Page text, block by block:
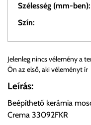
Szélesség (mm-ben):
Szín:
Személyes átvétel:
Önnek lehetősége van
ingyenesen átvenni
előre egyeztetett
Jelenleg nincs vélemény a
Ön az első, aki véleményt ír
Leírás:
Beépíthető kerámia
Crema 33092FKR